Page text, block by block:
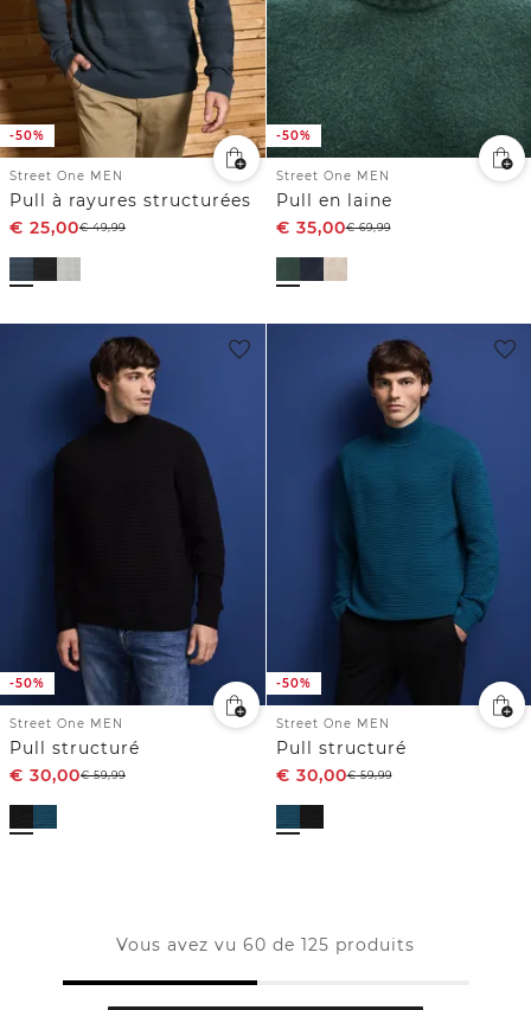
-50%
Street One MEN
Pull à rayures structurées
€ 25,00€49,99
-50%
Street One MEN
Pull en laine
€ 35,00€69,99
-50%
Street One MEN
Pull structuré
€ 30,00€59,99
-50%
Street One MEN
Pull structuré
€ 30,00€59,99
Vous avez vu 60 de 125 produits